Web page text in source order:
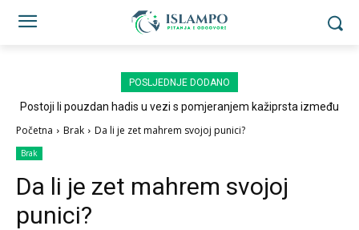
POSLJEDNJE DODANO
Postoji li pouzdan hadis u vezi s pomjeranjem kažiprsta između
Početna Brak Da li je zet mahrem svojoj punici?
Brak
Da li je zet mahrem svojoj
punici?